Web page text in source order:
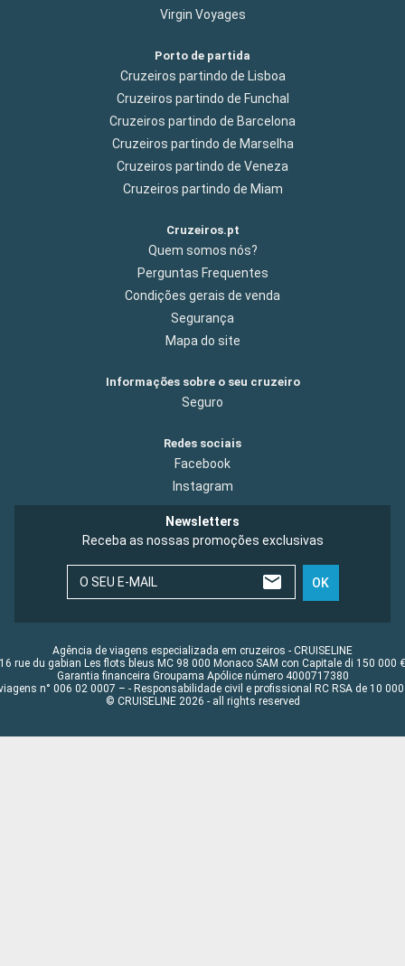
Virgin Voyages
Porto de partida
Cruzeiros partindo de Lisboa
Cruzeiros partindo de Funchal
Cruzeiros partindo de Barcelona
Cruzeiros partindo de Marselha
Cruzeiros partindo de Veneza
Cruzeiros partindo de Miam
Cruzeiros.pt
Quem somos nós?
Perguntas Frequentes
Condições gerais de venda
Segurança
Mapa do site
Informações sobre o seu cruzeiro
Seguro
Redes sociais
Facebook
Instagram
Newsletters
Receba as nossas promoções exclusivas
O SEU E-MAIL OK
Agência de viagens especializada em cruzeiros - CRUISELINE
16 rue du gabian Les flots bleus MC 98 000 Monaco SAM con Capitale di 150 000 €
Garantia financeira Groupama Apólice número 4000717380
n° 006 02 0007 – - Responsabilidade civil e profissional RC RSA de 10 000
© CRUISELINE 2026 - all rights reserved